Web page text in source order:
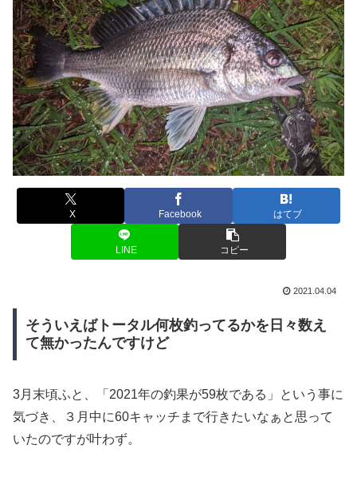
X Facebook はてブ
LINE コピー
2021.04.04
そういえばトータル何枚釣ってるかを日々数え
て無かったんですけど
3月末頃ふと、「2021年の釣果が59枚である」という事に
気づき、３月中に60キャッチまで行きたいなぁと思って
いたのですが叶わず。